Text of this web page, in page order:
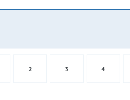
2 3 4